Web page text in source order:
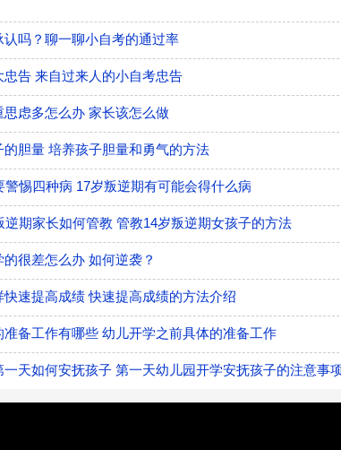
认吗？聊一聊小自考的通过率
忠告 来自过来人的小自考忠告
虑多怎么办 家长该怎么做
的胆量 培养孩子胆量和勇气的方法
警惕四种病 17岁叛逆期有可能会得什么病
逆期家长如何管教 管教14岁叛逆期女孩子的方法
很差怎么办 如何逆袭？
快速提高成绩 快速提高成绩的方法介绍
准备工作有哪些 幼儿开学之前具体的准备工作
一天如何安抚孩子 第一天幼儿园开学安抚孩子的注意事